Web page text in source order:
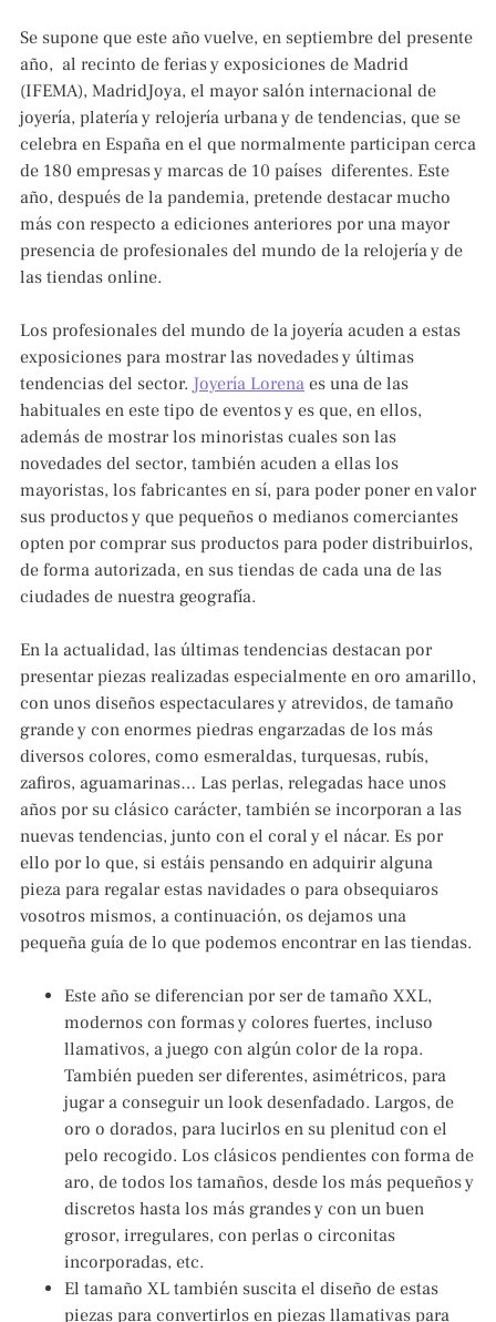
Se supone que este año vuelve, en septiembre del presente
año, al recinto de ferias y exposiciones de Madrid
(IFEMA), MadridJoya, el mayor salón internacional de
joyería, platería y relojería urbana y de tendencias, que se
celebra en España en el que normalmente participan cerca
de 180 empresas y marcas de 10 países diferentes. Este
año, después de la pandemia, pretende destacar mucho
más con respecto a ediciones anteriores por una mayor
presencia de profesionales del mundo de la relojería y de
las tiendas online.
Los profesionales del mundo de la joyería acuden a estas
exposiciones para mostrar las novedades y últimas
tendencias del sector. Joyería Lorena es una de las
habituales en este tipo de eventos y es que, en ellos,
además de mostrar los minoristas cuales son las
novedades del sector, también acuden a ellas los
mayoristas, los fabricantes en sí, para poder poner en valor
sus productos y que pequeños o medianos comerciantes
opten por comprar sus productos para poder distribuirlos,
de forma autorizada, en sus tiendas de cada una de las
ciudades de nuestra geografía.
En la actualidad, las últimas tendencias destacan por
presentar piezas realizadas especialmente en oro amarillo,
con unos diseños espectaculares y atrevidos, de tamaño
grande y con enormes piedras engarzadas de los más
diversos colores, como esmeraldas, turquesas, rubís,
zafiros, aguamarinas… Las perlas, relegadas hace unos
años por su clásico carácter, también se incorporan a las
nuevas tendencias, junto con el coral y el nácar. Es por
ello por lo que, si estáis pensando en adquirir alguna
pieza para regalar estas navidades o para obsequiaros
vosotros mismos, a continuación, os dejamos una
pequeña guía de lo que podemos encontrar en las tiendas.
Este año se diferencian por ser de tamaño XXL,
modernos con formas y colores fuertes, incluso
llamativos, a juego con algún color de la ropa.
También pueden ser diferentes, asimétricos, para
jugar a conseguir un look desenfadado. Largos, de
oro o dorados, para lucirlos en su plenitud con el
pelo recogido. Los clásicos pendientes con forma de
aro, de todos los tamaños, desde los más pequeños y
discretos hasta los más grandes y con un buen
grosor, irregulares, con perlas o circonitas
incorporadas, etc.
El tamaño XL también suscita el diseño de estas
piezas para convertirlos en piezas llamativas para